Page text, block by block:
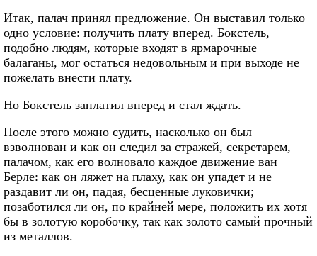
Итак, палач принял предложение. Он выставил только
одно условие: получить плату вперед. Бокстель,
подобно людям, которые входят в ярмарочные
балаганы, мог остаться недовольным и при выходе не
пожелать внести плату.
Но Бокстель заплатил вперед и стал ждать.
После этого можно судить, насколько он был
взволнован и как он следил за стражей, секретарем,
палачом, как его волновало каждое движение ван
Берле: как он ляжет на плаху, как он упадет и не
раздавит ли он, падая, бесценные луковички;
позаботился ли он, по крайней мере, положить их хотя
бы в золотую коробочку, так как золото самый прочный
из металлов.